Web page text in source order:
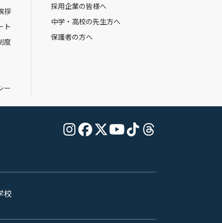
拶
ト
度
ー
採用企業の皆様へ
中学・高校の先生方へ
保護者の方へ
校